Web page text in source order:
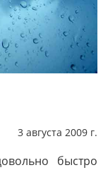
3 августа 2009 г.
быстро